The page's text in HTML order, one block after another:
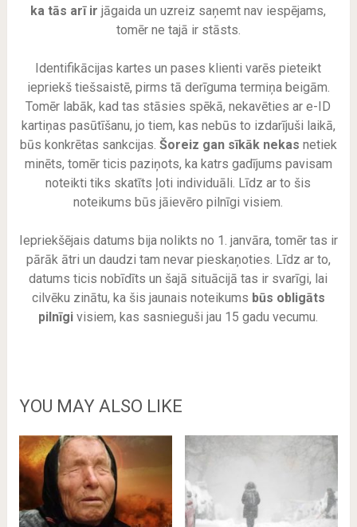
ka tās arī ir jāgaida un uzreiz saņemt nav iespējams,
tomēr ne tajā ir stāsts.
Identifikācijas kartes un pases klienti varēs pieteikt
iepriekš tiešsaistē, pirms tā derīguma termiņa beigām.
Tomēr labāk, kad tas stāsies spēkā, nekavēties ar e-ID
kartiņas pasūtīšanu, jo tiem, kas nebūs to izdarījuši laikā,
būs konkrētas sankcijas. Šoreiz gan sīkāk nekas netiek
minēts, tomēr ticis paziņots, ka katrs gadījums pavisam
noteikti tiks skatīts ļoti individuāli. Līdz ar to šis
noteikums būs jāievēro pilnīgi visiem.
Iepriekšējais datums bija nolikts no 1. janvāra, tomēr tas ir
pārāk ātri un daudzi tam nevar pieskaņoties. Līdz ar to,
datums ticis nobīdīts un šajā situācijā tas ir svarīgi, lai
cilvēku zinātu, ka šis jaunais noteikums būs obligāts
pilnīgi visiem, kas sasnieguši jau 15 gadu vecumu.
YOU MAY ALSO LIKE